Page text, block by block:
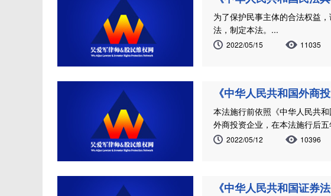
为了保护民事主体的合法权益
法，制定本法。...
2022/05/15 11035
《中华人民共和国外商
本法施行前依照《中华人民共
外商投资企业，在本法施行后
2022/05/12 10396
《中华人民共和国证券